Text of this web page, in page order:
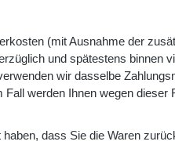
(mit Ausnahme der
und spätestens binnen
wir dasselbe
werden Ihnen wegen dieser
dass Sie die Waren